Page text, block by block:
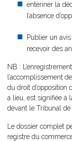
entériner la
l’absence
Publier un
recevoir des
NB :
l’accomplissement
du droit d’opposition
a lieu, est signifiée à
devant le Tribunal de
Le dossier complet
registre du